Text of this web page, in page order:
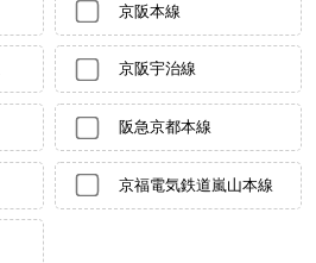
京阪本線
京阪宇治線
阪急京都本線
京福電気鉄道嵐山本線